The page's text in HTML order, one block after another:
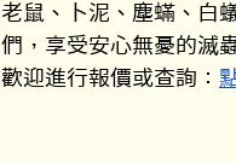
老鼠、卜泥、塵蟎、白
們，享受安心無憂的滅
歡迎進行報價或查詢：